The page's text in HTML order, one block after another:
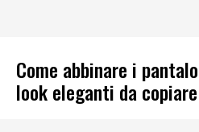
Come abbinare i
look eleganti da